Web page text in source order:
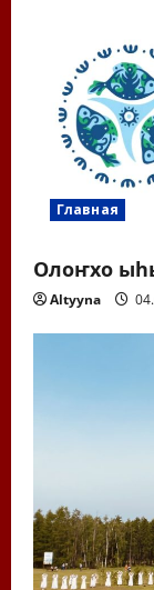
Главная
Олоҥхо
Altyyna